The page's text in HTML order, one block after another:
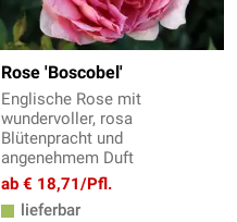
Rose 'Boscobel'
Englische Rose mit
wundervoller, rosa
Blütenpracht und
angenehmem Duft
ab € 18,71/Pfl.
lieferbar